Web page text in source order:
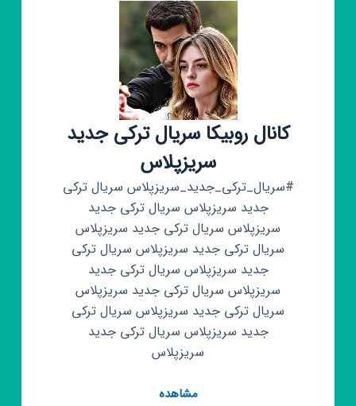
فیلم
🍿
فیلم
کانال روبیکا سریال ترکی جدید
سریزپلاس
#سریال_ترکی_جدید_سریزپلاس سریال ترکی
جدید سریزپلاس سریال ترکی جدید
سریزپلاس سریال ترکی جدید سریزپلاس
سریال ترکی جدید سریزپلاس سریال ترکی
جدید سریزپلاس سریال ترکی جدید
سریزپلاس سریال ترکی جدید سریزپلاس
سریال ترکی جدید سریزپلاس سریال ترکی
جدید سریزپلاس سریال ترکی جدید
سریزپلاس
مشاهدهکانال